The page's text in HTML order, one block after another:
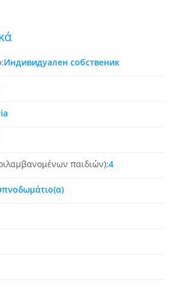
Индивидуален собственик
παιδιών):4